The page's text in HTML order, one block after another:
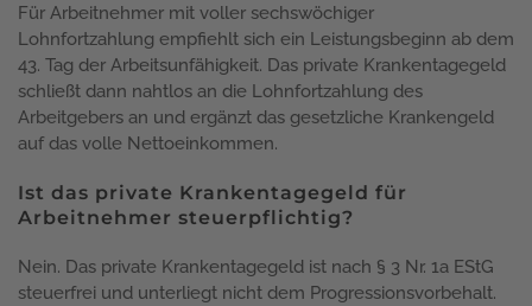
Für Arbeitnehmer mit voller sechswöchiger
Lohnfortzahlung empfiehlt sich ein Leistungsbeginn ab dem
43. Tag der Arbeitsunfähigkeit. Das private Krankentagegeld
schließt dann nahtlos an die Lohnfortzahlung des
Arbeitgebers an und ergänzt das gesetzliche Krankengeld
auf das volle Nettoeinkommen.
Ist das private Krankentagegeld für
Arbeitnehmer steuerpflichtig?
Nein. Das private Krankentagegeld ist nach § 3 Nr. 1a EStG
steuerfrei und unterliegt nicht dem Progressionsvorbehalt.